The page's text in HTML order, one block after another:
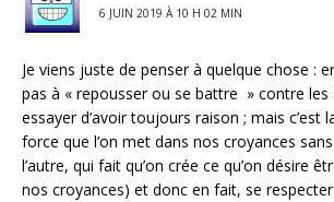
6 JUIN 2019 À 10 H 02 MIN
Je viens juste de penser à quelque chose :
pas à « repousser ou se battre » contre les
essayer d’avoir toujours raison ; mais c’est
force que l’on met dans nos croyances
l’autre, qui fait qu’on crée ce qu’on désire
nos croyances) et donc en fait, se